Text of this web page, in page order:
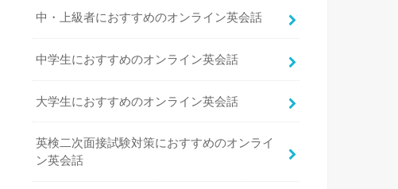
中・上級者におすすめのオンライン英会話
中学生におすすめのオンライン英会話
大学生におすすめのオンライン英会話
英検二次面接試験対策におすすめのオンライ
ン英会話